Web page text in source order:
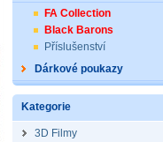
FA Collection
Black Barons
Příslušenství
Dárkové poukazy
Kategorie
3D Filmy